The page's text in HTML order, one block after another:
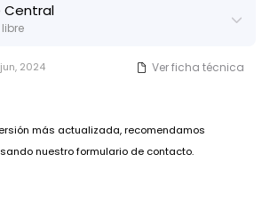
Central
2024 Ver ficha técnica
más actualizada, recomendamos
nuestro formulario de contacto.